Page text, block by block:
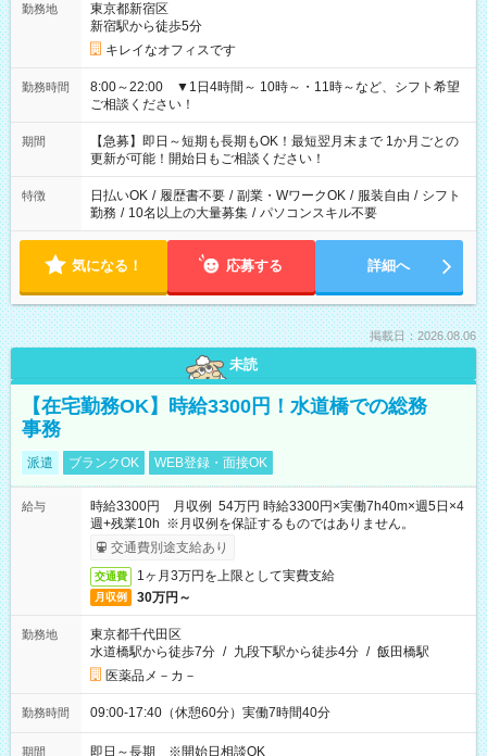
勤務地
東京都新宿区
新宿駅から徒歩5分
キレイなオフィスです
勤務時間
8:00～22:00 ▼1日4時間～ 10時～・11時～など、シフト希望
ご相談ください！
期間
【急募】即日～短期も長期もOK！最短翌月末まで 1か月ごとの
更新が可能！開始日もご相談ください！
特徴 日払いOK / 履歴書不要 / 副業・WワークOK / 服装自由 / シフト
勤務 / 10名以上の大量募集 / パソコンスキル不要
気になる！ 応募する 詳細へ
掲載日：2026.08.06
未読
【在宅勤務OK】時給3300円！水道橋での総務
事務
派遣 ブランクOK WEB登録・面接OK
給与
時給3300円 月収例 54万円 時給3300円×実働7h40m×週5日×4
週+残業10h ※月収例を保証するものではありません。
交通費別途支給あり
交通費 1ヶ月3万円を上限として実費支給
月収例 30万円～
勤務地
東京都千代田区
水道橋駅から徒歩7分 / 九段下駅から徒歩4分 / 飯田橋駅
医薬品メ－カ－
勤務時間 09:00-17:40（休憩60分）実働7時間40分
期間 即日～長期 ※開始日相談OK